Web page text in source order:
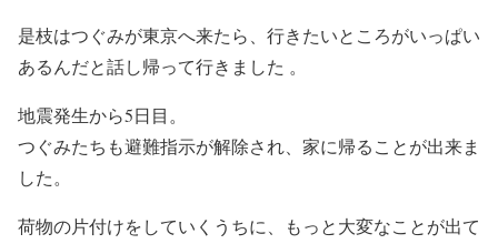
是枝はつぐみが東京へ来たら、行きたいところがいっぱい
あるんだと話し帰って行きました 。
地震発生から5日目。
つぐみたちも避難指示が解除され、家に帰ることが出来ま
した。
荷物の片付けをしていくうちに、もっと大変なことが出て